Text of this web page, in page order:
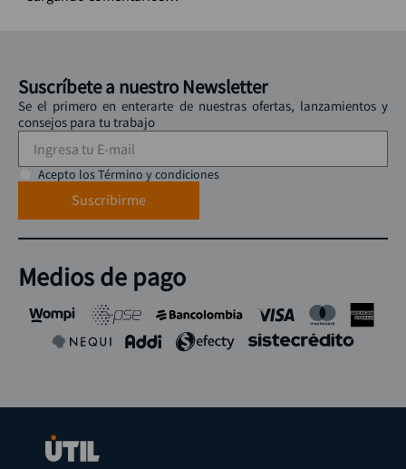
Suscríbete a nuestro Newsletter
Se el primero en enterarte de nuestras ofertas, lanzamientos y
consejos para tu trabajo
Acepto los Término y condiciones
Suscribirme
Medios de pago